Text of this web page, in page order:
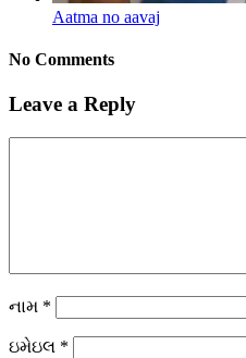
Aatma no aavaj
No Comments
Leave a Reply
નામ *
ઇમેઇલ *